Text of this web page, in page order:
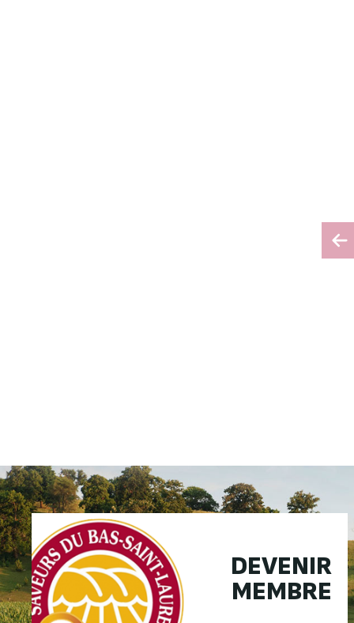
DEVENIR
MEMBRE